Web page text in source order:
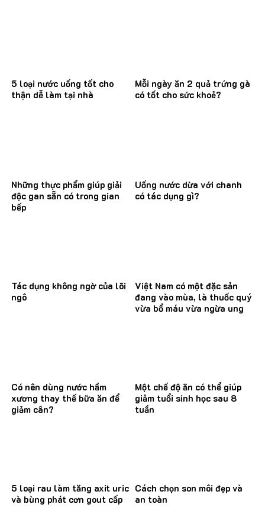
5 loại nước uống tốt cho
thận dễ làm tại nhà
Mỗi ngày ăn 2 quả trứng gà
có tốt cho sức khoẻ?
Những thực phẩm giúp giải
độc gan sẵn có trong gian
bếp
Uống nước dừa với chanh
có tác dụng gì?
Tác dụng không ngờ của lõi
ngô
Việt Nam có một đặc sản
đang vào mùa, là thuốc quý
vừa bổ máu vừa ngừa ung
Có nên dùng nước hầm
xương thay thế bữa ăn để
giảm cân?
Một chế độ ăn có thể giúp
giảm tuổi sinh học sau 8
tuần
5 loại rau làm tăng axit uric
và bùng phát cơn gout cấp
Cách chọn son môi đẹp và
an toàn